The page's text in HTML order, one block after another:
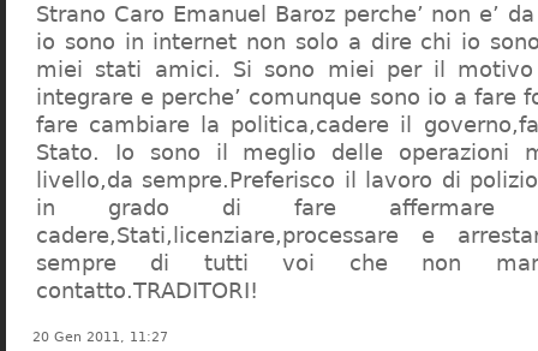
Strano Caro Emanuel Baroz perche’ non e’
io sono in internet non solo a dire chi io
miei stati amici. Si sono miei per il
integrare e perche’ comunque sono io a fare
fare cambiare la politica,cadere il
Stato. Io sono il meglio delle operazioni
livello,da sempre.Preferisco il lavoro di
in grado di fare affermare i
cadere,Stati,licenziare,processare e
sempre di tutti voi che non
contatto.TRADITORI!
20 Gen 2011, 11:27